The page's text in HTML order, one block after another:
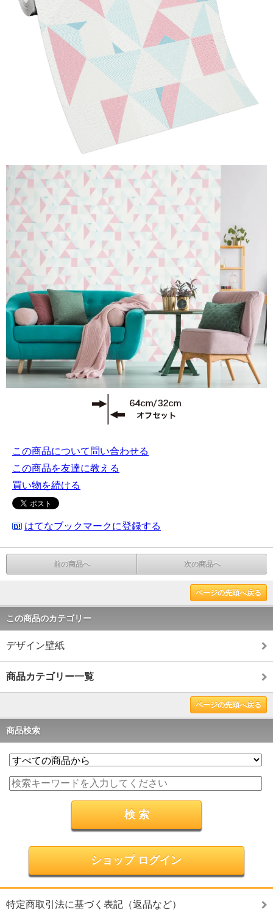
この商品について問い合わせる
この商品を友達に教える
買い物を続ける
はてなブックマークに登録する
前の商品へ 次の商品へ
ページの先頭へ戻る
この商品のカテゴリー
デザイン壁紙
商品カテゴリー一覧
ページの先頭へ戻る
商品検索
ショップ ログイン
特定商取引法に基づく表記（返品など）